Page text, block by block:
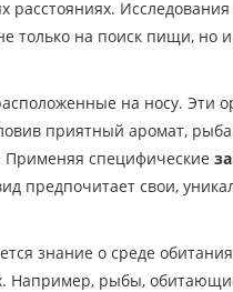
Исследования
только на поиск пищи, но
на носу. Эти
приятный аромат, рыба
Применяя специфические
предпочитает свои,
знание о среде
Например, рыбы,